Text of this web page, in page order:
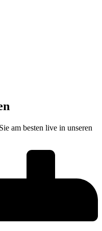
am besten live in unseren